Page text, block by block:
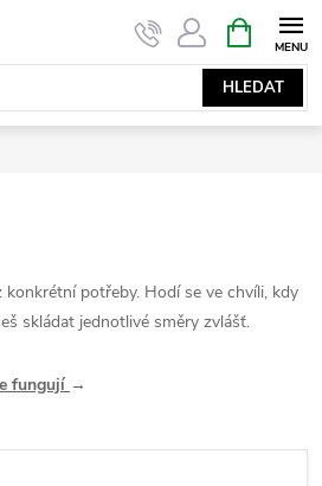
HLEDAT
NÁKUPNÍ
KOŠÍK
konkrétní potřeby. Hodí se ve chvíli, kdy
skládat jednotlivé směry zvlášť.
fungují →